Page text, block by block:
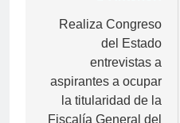
Realiza Congreso
del Estado
entrevistas a
aspirantes a ocupar
la titularidad de la
Fiscalía General del